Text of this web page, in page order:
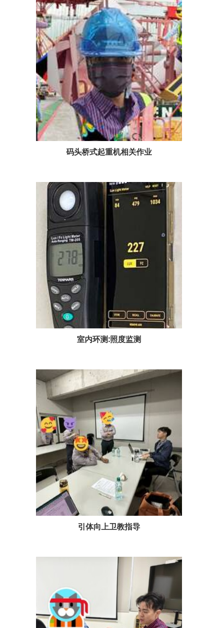
码头桥式起重机相关作业
室内环测:照度监测
引体向上卫教指导